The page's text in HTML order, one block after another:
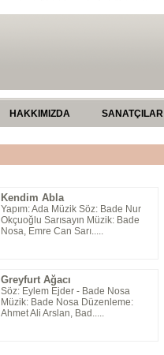
HAKKIMIZDA SANATÇILAR
Kendim Abla
Yapım: Ada Müzik Söz: Bade Nur
Okçuoğlu Sarısayın Müzik: Bade
Nosa, Emre Can Sarı.....
Greyfurt Ağacı
Söz: Eylem Ejder - Bade Nosa
Müzik: Bade Nosa Düzenleme:
Ahmet Ali Arslan, Bad.....